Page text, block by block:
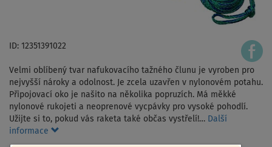
ID: 12351391022
Velmi oblíbený tvar nafukovacího tažného člunu je vyroben pro
nejvyšší nároky a odolnost. Je zcela uzavřen v nylonovém potahu.
Připojovací oko je našito na několika popruzích. Má měkké
nylonové rukojeti a neoprenové vycpávky pro vysoké pohodlí.
Užijte si to, pokud vás raketa také občas vystřelí!… Další
informace